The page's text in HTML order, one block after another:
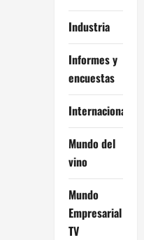
Industria
Informes y
encuestas
Internacional
Mundo del
vino
Mundo
Empresarial
TV